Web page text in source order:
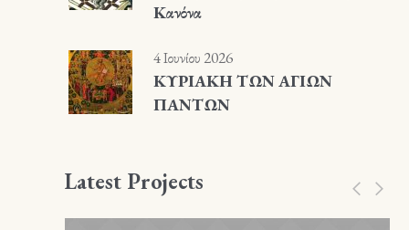
Κανόνα
4 Ιουνίου 2026
ΚΥΡΙΑΚΗ ΤΩΝ ΑΓΙΩΝ
ΠΑΝΤΩΝ
Latest Projects